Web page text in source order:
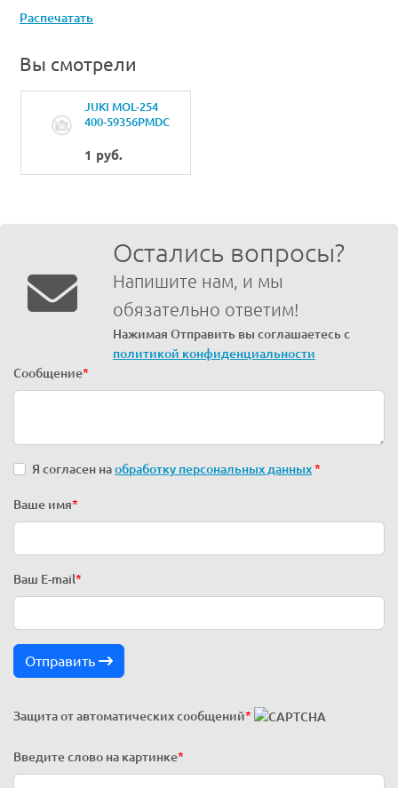
Распечатать
Вы смотрели
JUKI MOL-254
400-59356PMDC
1 руб.
Остались вопросы?
Напишите нам, и мы
обязательно ответим!
Нажимая Отправить вы соглашаетесь с
политикой конфиденциальности
Сообщение*
Я согласен наобработку персональных данных*
Ваше имя*
Ваш E-mail *
Отправить
Защита от автоматических сообщений*
Введите слово на картинке*